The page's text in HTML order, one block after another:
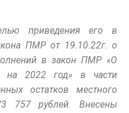
приведения его в
ПМР от 19.10.22г. о
в закон ПМР «О
на 2022 год» в части
остатков местного
757 рублей. Внесены